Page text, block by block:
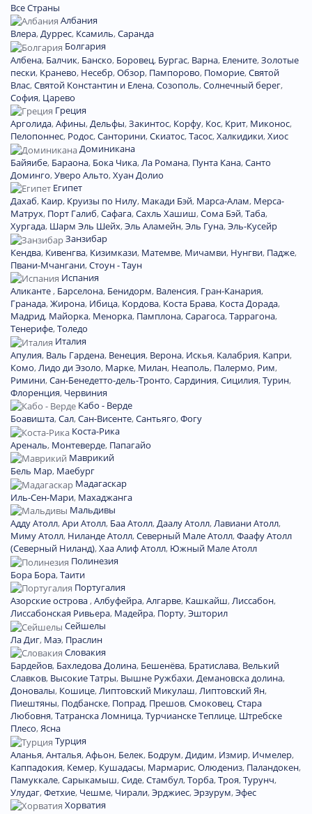
Все Страны
Албания
Влера,Дуррес, Ксамиль,Саранда
Болгария
Албена, Балчик, Банско, Боровец, Бургас, Варна, Елените,Золотые
пески, Кранево, Несебр,Обзор, Пампорово, Поморие,Святой
Влас,Святой Константин и Елена,Созополь,Солнечный берег,
София, Царево
Греция
Арголида,Афины,Дельфы,Закинтос, Корфу, Кос, Крит, Миконос,
Пелопоннес, Родос,Санторини,Скиатос,Тасос,Халкидики,Хиос
Доминиканa
Байяибе, Бараона, Бока Чика,Ла Романа, Пунта Кана,Санто
Доминго,Уверо Альто,Хуан Долио
Египет
Дахаб, Каир, Круизы по Нилу, Макади Бэй, Марса-Алам, Мерса-
Матрух, Порт Галиб,Сафага,Сахль Хашиш,Сома Бэй,Таба,
Хургада, Шарм Эль Шейх,Эль Аламейн,Эль Гуна,Эль-Кусейр
Занзибар
Кендва, Кивенгва, Кизимкази, Матемве, Мичамви, Нунгви, Падже,
Пвани-Мчангани,Стоун - Таун
Испания
Аликанте, Барселона, Бенидорм, Валенсия, Гран-Канария,
Гранада,Жирона, Ибица, Кордова, Коста Брава, Коста Дорада,
Мадрид, Майорка, Менорка, Памплона,Сарагоса,Таррагона,
Тенерифе,Толедо
Италия
Апулия, Валь Гардена, Венеция, Верона, Искья, Калабрия, Капри,
Комо,Лидо ди Эзоло, Марке, Милан, Неаполь, Палермо, Рим,
Римини,Сан-Бенедетто-дель-Тронто,Сардиния,Сицилия,Турин,
Флоренция, Червиния
Кабо - Верде
Боавишта,Сал,Сан-Висенте,Сантьяго,Фогу
Коста-Рика
Ареналь, Монтеверде, Папагайо
Маврикий
Бель Мар, Маебург
Мадагаскар
Иль-Сен-Мари, Махаджанга
Мальдивы
Адду Атолл,Ари Атолл, Баа Атолл,Даалу Атолл,Лавиани Атолл,
Миму Атолл, Ниланде Атолл,Северный Мале Атолл,Фаафу Атолл
(Северный Ниланд),Хаа Алиф Атолл, Южный Мале Атолл
Полинезия
Бора Бора,Таити
Португалия
Азорские острова,Албуфейра,Алгарве, Кашкайш,Лиссабон,
Лиссабонская Ривьера, Мадейра, Порту,Эшторил
Сейшелы
Ла Диг, Маэ, Праслин
Словакия
Бардейов, Бахледова Долина, Бешенёва, Братислава, Велький
Славков, Высокие Татры, Вышне Ружбахи,Демановска долина,
Доновалы, Кошице,Липтовский Микулаш,Липтовский Ян,
Пиештяны, Подбанске, Попрад, Прешов,Смоковец,Стара
Любовня,Татранска Ломница,Турчианске Теплице, Штребске
Плесо,Ясна
Турция
Аланья,Анталья,Афьон, Белек, Бодрум,Дидим, Измир, Ичмелер,
Каппадокия, Кемер, Кушадасы, Мармарис,Олюдениз, Паландокен,
Памуккале,Сарыкамыш,Сиде,Стамбул,Торба,Троя,Турунч,
Улудаг,Фетхие, Чешме, Чирали,Эрджиес,Эрзурум,Эфес
Хорватия